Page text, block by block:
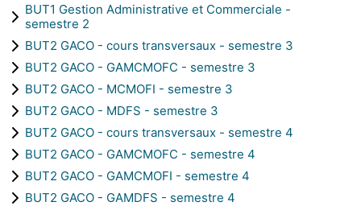
BUT1 Gestion Administrative et Commerciale -
semestre 2
BUT2 GACO - cours transversaux - semestre 3
BUT2 GACO - GAMCMOFC - semestre 3
BUT2 GACO - MCMOFI - semestre 3
BUT2 GACO - MDFS - semestre 3
BUT2 GACO - cours transversaux - semestre 4
BUT2 GACO - GAMCMOFC - semestre 4
BUT2 GACO - GAMCMOFI - semestre 4
BUT2 GACO - GAMDFS - semestre 4